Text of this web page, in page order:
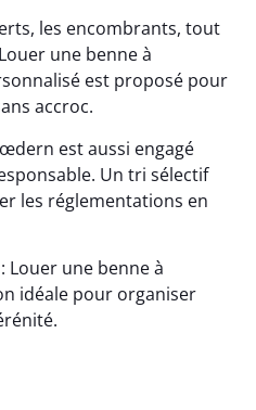
les encombrants, tout
une benne à
est proposé pour
accroc.
est aussi engagé
Un tri sélectif
les réglementations en
Louer une benne à
idéale pour organiser